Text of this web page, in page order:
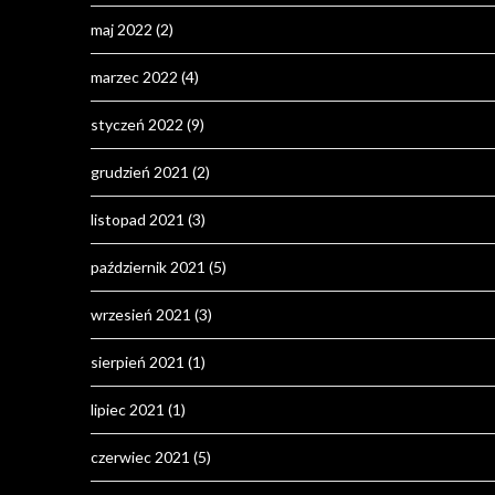
maj 2022 (2)
marzec 2022 (4)
styczeń 2022 (9)
grudzień 2021 (2)
listopad 2021 (3)
październik 2021 (5)
wrzesień 2021 (3)
sierpień 2021 (1)
lipiec 2021 (1)
czerwiec 2021 (5)